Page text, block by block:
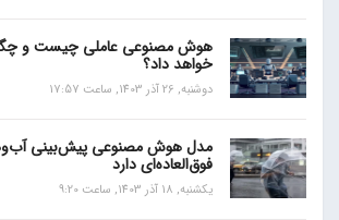
هوش مصنوعی عاملی چیست و
خواهد داد؟
دوشنبه, 26 آذر 1403, ساعت 17:57
مدل هوش مصنوعی پیش‌بینی
فوق‌العاده‌ای دارد
یکشنبه, 18 آذر 1403, ساعت 9:20